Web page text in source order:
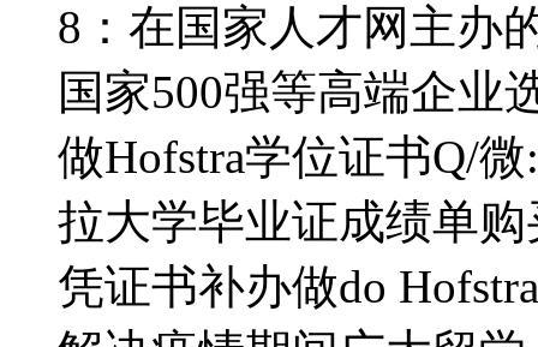
8：在国家人才网主办
国家500强等高端企业
做Hofstra学位证书Q/
拉大学毕业证成绩单
凭证书补办做do